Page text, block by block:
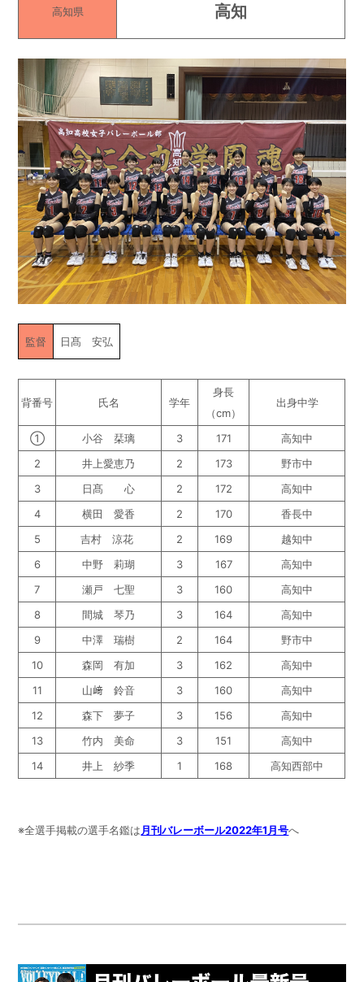
高知県 高知
監督 日髙 安弘
背番号 氏名 学年
身長
（cm）
出身中学
① 小谷 栞璃 3 171
高知中
2
井上愛恵乃 2 173
野市中
3
日髙 心 2 172
高知中
4
横田 愛香 2 170
香長中
5
吉村 涼花 2 169
越知中
6
中野 莉瑚 3 167
高知中
7
瀬戸 七聖 3 160
高知中
8
間城 琴乃 3 164
高知中
9
中澤 瑞樹 2 164
野市中
10
森岡 有加 3 162
高知中
11
山﨑 鈴音 3 160
高知中
12
森下 夢子 3 156
高知中
13
竹内 美命 3 151
高知中
14
井上 紗季 1 168 高知西部中
※全選手掲載の選手名鑑は月刊バレーボール2022年1月号へ